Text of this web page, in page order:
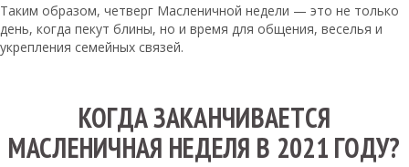
Таким образом, четверг Масленичной недели — это не только
день, когда пекут блины, но и время для общения, веселья и
укрепления семейных связей.
КОГДА ЗАКАНЧИВАЕТСЯ
МАСЛЕНИЧНАЯ НЕДЕЛЯ В 2021 ГОДУ?